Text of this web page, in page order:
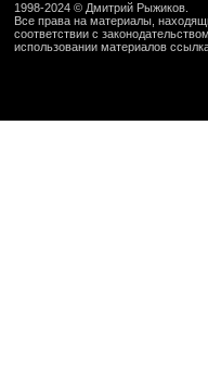
1998-2024 © Дмитрий Рыжиков
Все права на материалы,
соответствии с
использовании материалов